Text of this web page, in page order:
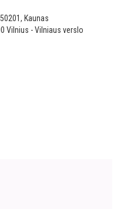
Kaunas
Vilnius - Vilniaus verslo